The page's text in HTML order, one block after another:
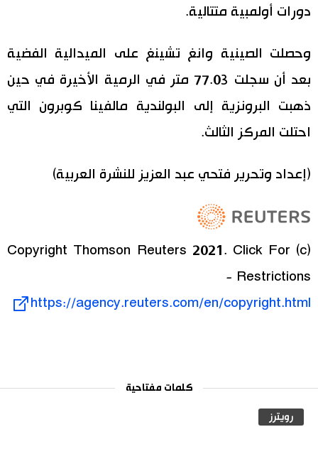
دورات أولمبية متتالية.
وحصلت الصينية وانغ تشينغ على الميدالية الفضية
بعد أن سجلت 77.03 متر في الرمية الأخيرة في حين
ذهبت البرونزية إلى البولندية مالفينا كوبرون التي
احتلت المركز الثالث.
(إعداد وتحرير فتحي عبد العزيز للنشرة العربية)
(c) Copyright Thomson Reuters 2021. Click For
Restrictions -
https://agency.reuters.com/en/copyright.html
كلمات مفتاحية
رويترز